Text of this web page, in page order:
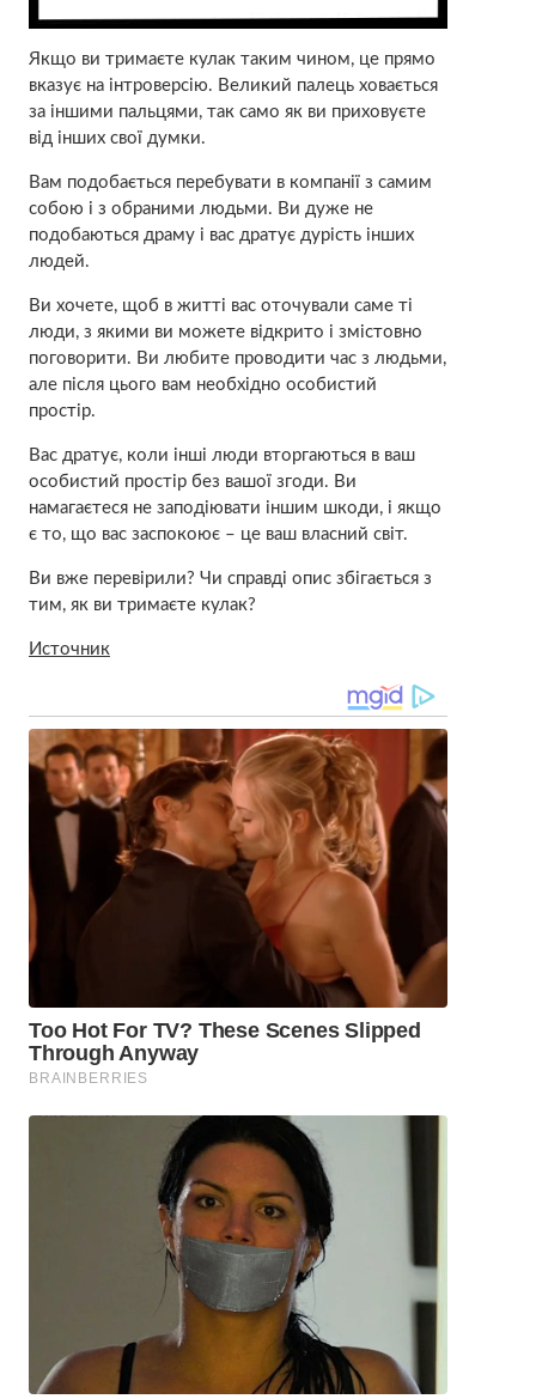
Якщо ви тримаєте кулак таким чином, це прямо
вказує на інтроверсію. Великий палець ховається
за іншими пальцями, так само як ви приховуєте
від інших свої думки.
Вам подобається перебувати в компанії з самим
собою і з обраними людьми. Ви дуже не
подобаються драму і вас дратує дурість інших
людей.
Ви хочете, щоб в житті вас оточували саме ті
люди, з якими ви можете відкрито і змістовно
поговорити. Ви любите проводити час з людьми,
але після цього вам необхідно особистий
простір.
Вас дратує, коли інші люди вторгаються в ваш
особистий простір без вашої згоди. Ви
намагаєтеся не заподіювати іншим шкоди, і якщо
є то, що вас заспокоює – це ваш власний світ.
Ви вже перевірили? Чи справді опис збігається з
тим, як ви тримаєте кулак?
Источник